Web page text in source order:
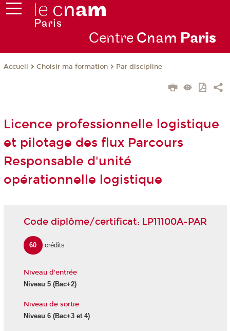
Centre Cnam Paris
Accueil Choisir ma formation Par discipline
Licence professionnelle logistique
et pilotage des flux Parcours
Responsable d'unité
opérationnelle logistique
Code diplôme/certificat: LP11100A-PAR
60 crédits
Niveau d'entrée
Niveau 5(Bac+2)
Niveau de sortie
Niveau 6(Bac+3 et 4)